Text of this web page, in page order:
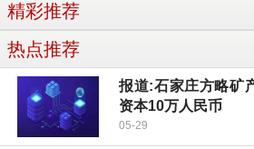
精彩推荐
热点推荐
报道:石家庄方略矿
资本10万人民币
05-29